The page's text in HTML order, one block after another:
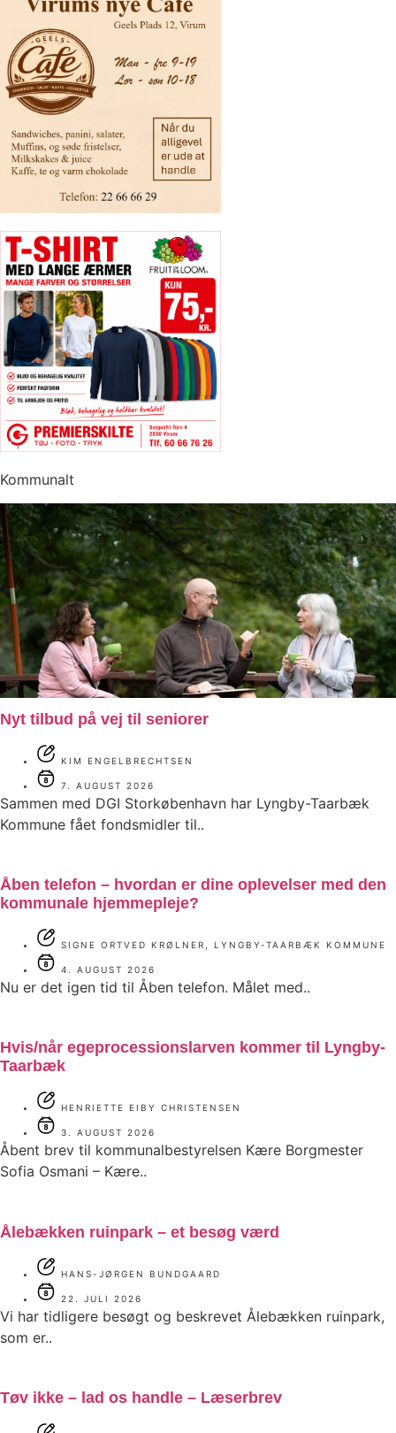
Kommunalt
Nyt tilbud på vej til seniorer
KIM ENGELBRECHTSEN
7. AUGUST 2026
Sammen med DGI Storkøbenhavn har Lyngby-Taarbæk
Kommune fået fondsmidler til..
Åben telefon – hvordan er dine oplevelser med den
kommunale hjemmepleje?
SIGNE ORTVED KRØLNER, LYNGBY-TAARBÆK KOMMUNE
4. AUGUST 2026
Nu er det igen tid til Åben telefon. Målet med..
Hvis/når egeprocessionslarven kommer til Lyngby-
Taarbæk
HENRIETTE EIBY CHRISTENSEN
3. AUGUST 2026
Åbent brev til kommunalbestyrelsen Kære Borgmester
Sofia Osmani – Kære..
Ålebækken ruinpark – et besøg værd
HANS-JØRGEN BUNDGAARD
22. JULI 2026
Vi har tidligere besøgt og beskrevet Ålebækken ruinpark,
som er..
Tøv ikke – lad os handle – Læserbrev